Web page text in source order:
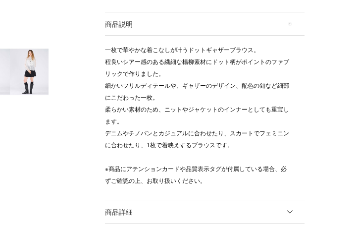
商品説明
一枚で華やかな着こなしが叶うドットギャザーブラウス。
程良いシアー感のある繊細な楊柳素材にドット柄がポイントのファブ
リックで作りました。
細かいフリルディテールや、ギャザーのデザイン、配色の釦など細部
にこだわった一枚。
柔らかい素材のため、ニットやジャケットのインナーとしても重宝し
ます。
デニムやチノパンとカジュアルに合わせたり、スカートでフェミニン
に合わせたり、1枚で着映えするブラウスです。
※商品にアテンションカードや品質表示タグが付属している場合、必
ずご確認の上、お取り扱いください。
商品詳細